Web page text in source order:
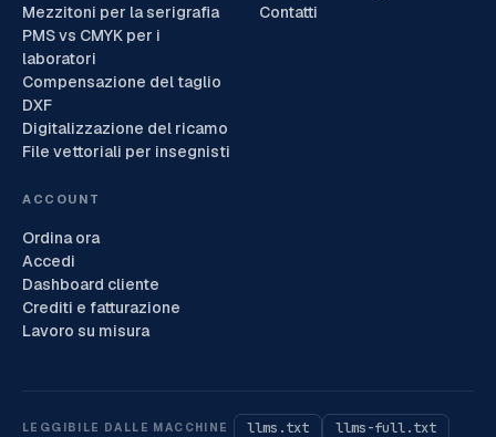
Mezzitoni per la serigrafia
PMS vs CMYK per i
laboratori
Compensazione del taglio
DXF
Digitalizzazione del ricamo
File vettoriali per insegnisti
Contatti
ACCOUNT
Ordina ora
Accedi
Dashboard cliente
Crediti e fatturazione
Lavoro su misura
LEGGIBILE DALLE MACCHINE llms.txt llms-full.txt